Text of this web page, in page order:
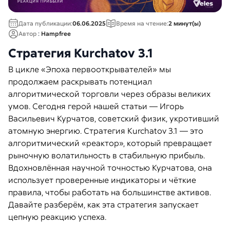
Дата публикации:06.06.2025 Время на чтение:2 минут(ы)
Автор: Hampfree
Стратегия Kurchatov 3.1
В цикле «Эпоха первооткрывателей» мы
продолжаем раскрывать потенциал
алгоритмической торговли через образы великих
умов. Сегодня герой нашей статьи — Игорь
Васильевич Курчатов, советский физик, укротивший
атомную энергию. Стратегия Kurchatov 3.1 — это
алгоритмический «реактор», который превращает
рыночную волатильность в стабильную прибыль.
Вдохновлённая научной точностью Курчатова, она
использует проверенные индикаторы и чёткие
правила, чтобы работать на большинстве активов.
Давайте разберём, как эта стратегия запускает
цепную реакцию успеха.